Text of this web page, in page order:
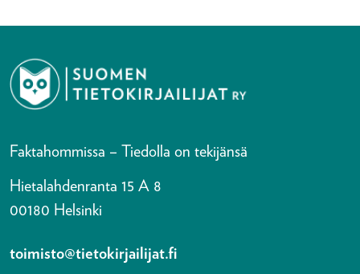
Faktahommissa – Tiedolla on tekijänsä
Hietalahdenranta 15 A 8
00180 Helsinki
toimisto@tietokirjailijat.fi